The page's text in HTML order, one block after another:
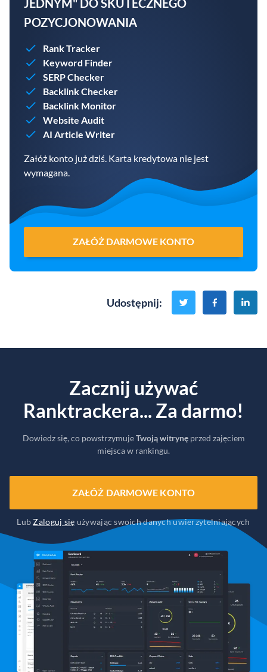
JEDNYM" DO SKUTECZNEGO
POZYCJONOWANIA
Rank Tracker
Keyword Finder
SERP Checker
Backlink Checker
Backlink Monitor
Website Audit
AI Article Writer
Załóż konto już dziś. Karta kredytowa nie jest
wymagana.
ZAŁÓŻ DARMOWE KONTO
Udostępnij:
Zacznij używać
Ranktrackera... Za darmo!
Dowiedz się, co powstrzymujeTwoją witrynęprzed zajęciem
miejsca w rankingu.
ZAŁÓŻ DARMOWE KONTO
LubZaloguj się używając swoich danych uwierzytelniających